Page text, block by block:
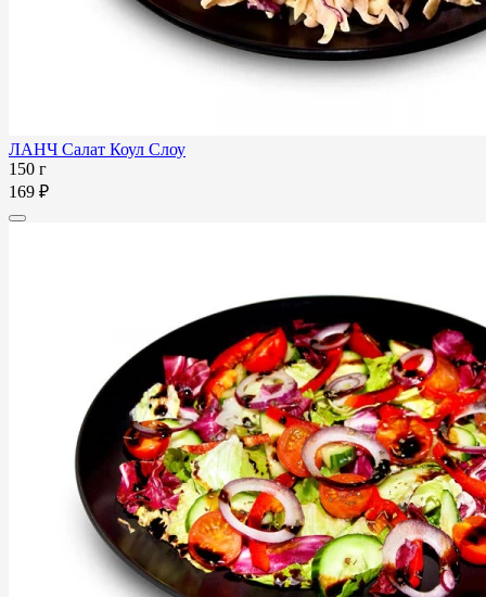
ЛАНЧ Салат Коул Слоу
150 г
169 ₽